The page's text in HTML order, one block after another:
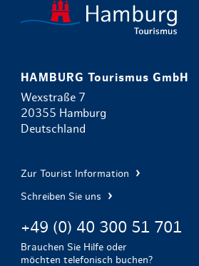
HAMBURG Tourismus GmbH
Wexstraße 7
20355 Hamburg
Deutschland
Zur Tourist Information
Schreiben Sie uns
+49 (0) 40 300 51 701
Brauchen Sie Hilfe oder
möchten telefonisch buchen?